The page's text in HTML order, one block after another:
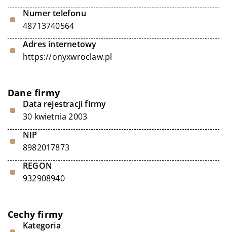
Numer telefonu
48713740564
Adres internetowy
https://onyxwroclaw.pl
Dane firmy
Data rejestracji firmy
30 kwietnia 2003
NIP
8982017873
REGON
932908940
Cechy firmy
Kategoria